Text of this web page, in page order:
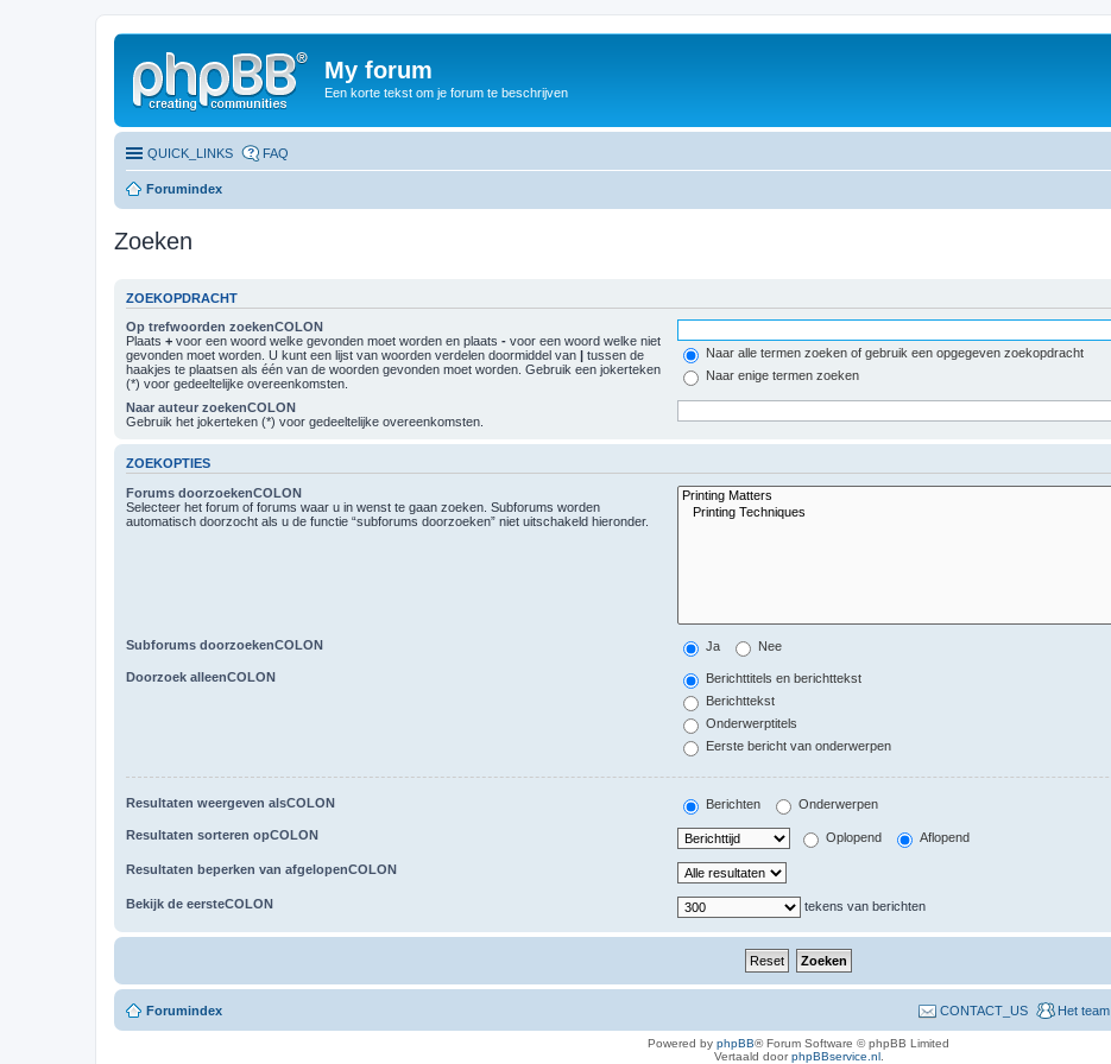
My forum
Een korte tekst om je forum te beschrijven
QUICK_LINKS FAQ
Forumindex
Zoeken
ZOEKOPDRACHT
Op trefwoorden zoekenCOLON
Plaats + voor een woord welke gevonden moet worden en plaats - voor een woord welke niet
gevonden moet worden. U kunt een lijst van woorden verdelen doormiddel van | tussen de
haakjes te plaatsen als één van de woorden gevonden moet worden. Gebruik een jokerteken
(*) voor gedeeltelijke overeenkomsten.
Naar alle termen zoeken of gebruik een opgegeven zoekopdracht
Naar enige termen zoeken
Naar auteur zoekenCOLON
Gebruik het jokerteken (*) voor gedeeltelijke overeenkomsten.
ZOEKOPTIES
Forums doorzoekenCOLON
Selecteer het forum of forums waar u in wenst te gaan zoeken. Subforums worden
automatisch doorzocht als u de functie “subforums doorzoeken” niet uitschakeld hieronder.
Subforums doorzoekenCOLON Ja Nee
Doorzoek alleenCOLON
Berichttitels en berichttekst
Berichttekst
Onderwerptitels
Eerste bericht van onderwerpen
Resultaten weergeven alsCOLON Berichten Onderwerpen
Resultaten sorteren opCOLON Oplopend Aflopend
Resultaten beperken van afgelopenCOLON
Bekijk de eersteCOLON tekens van berichten
Forumindex Het team
CONTACT_US
Powered by phpBB® Forum Software © phpBB Limited
Vertaald doorphpBBservice.nl.